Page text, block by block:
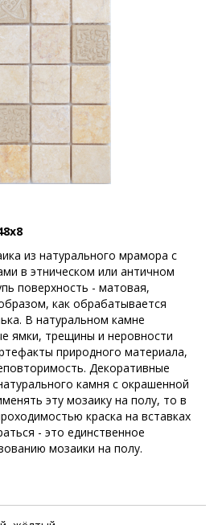
из натурального мрамора с
в этническом или античном
поверхность - матовая,
как обрабатывается
В натуральном камне
ямки, трещины и неровности
природного материала,
Декоративные
камня с окрашенной
эту мозаику на полу, то в
краска на вставках
- это единственное
мозаики на полу.